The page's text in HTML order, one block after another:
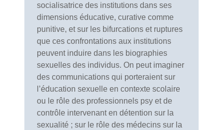
socialisatrice des institutions dans ses
dimensions éducative, curative comme
punitive, et sur les bifurcations et ruptures
que ces confrontations aux institutions
peuvent induire dans les biographies
sexuelles des individus. On peut imaginer
des communications qui porteraient sur
l’éducation sexuelle en contexte scolaire
ou le rôle des professionnels psy et de
contrôle intervenant en détention sur la
sexualité ; sur le rôle des médecins sur la